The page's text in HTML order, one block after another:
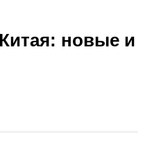
новые и